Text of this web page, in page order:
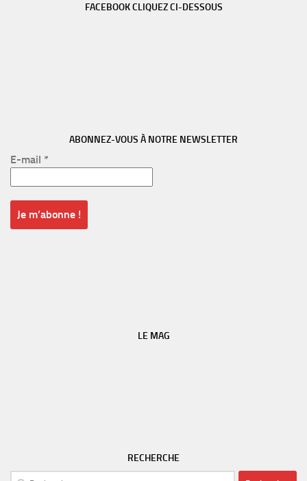
FACEBOOK CLIQUEZ CI-DESSOUS
ABONNEZ-VOUS À NOTRE NEWSLETTER
E-mail *
LE MAG
RECHERCHE
Rechercher :